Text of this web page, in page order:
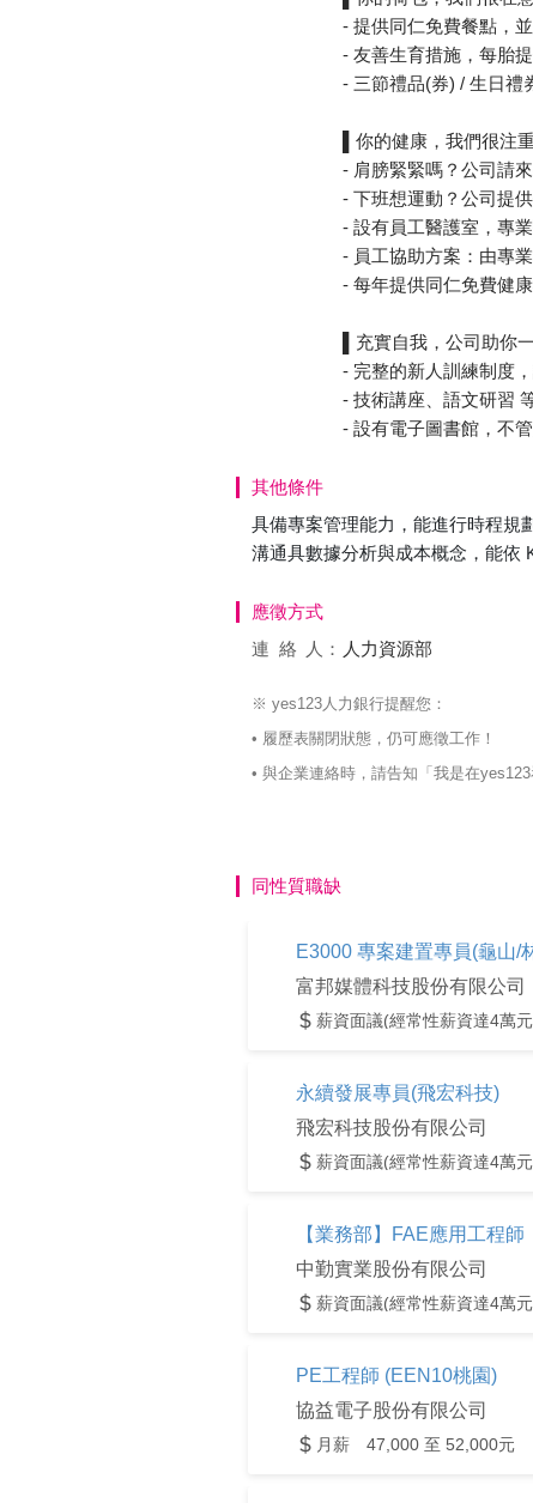
- 提供同仁免費餐點，
- 友善生育措施，每胎
- 三節禮品(券) / 生日
▌你的健康，我們很注
- 肩膀緊緊嗎？公司請
- 下班想運動？公司提
- 設有員工醫護室，專
- 員工協助方案：由專
- 每年提供同仁免費健
▌充實自我，公司助你
- 完整的新人訓練制度
- 技術講座、語文研習
- 設有電子圖書館，不
其他條件
具備專案管理能力，能進行時程規
溝通具數據分析與成本概念，能依
應徵方式
連絡
人： 人力資源部
※ yes123人力銀行提醒您：
• 履歷表關閉狀態，仍可應徵工作！
• 與企業連絡時，請告知「我是在
同性質職缺
E3000 專案建置專員(龜山/
富邦媒體科技股份有限公司
薪資面議(經常性薪資達4萬
永續發展專員(飛宏科技)
飛宏科技股份有限公司
薪資面議(經常性薪資達4萬
【業務部】FAE應用工程師
中勤實業股份有限公司
薪資面議(經常性薪資達4萬
PE工程師 (EEN10桃園)
協益電子股份有限公司
月薪 47,000 至 52,000元